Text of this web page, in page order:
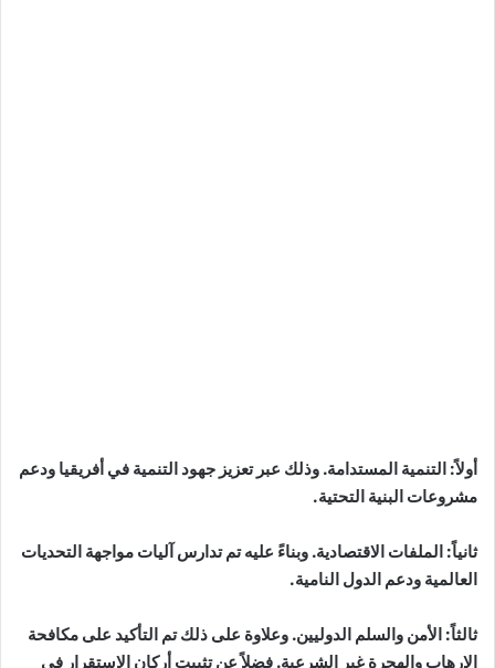
أولاً: التنمية المستدامة. وذلك عبر تعزيز جهود التنمية في أفريقيا ودعم
مشروعات البنية التحتية.
ثانياً: الملفات الاقتصادية. وبناءً عليه تم تدارس آليات مواجهة التحديات
العالمية ودعم الدول النامية.
ثالثاً: الأمن والسلم الدوليين. وعلاوة على ذلك تم التأكيد على مكافحة
الإرهاب والهجرة غير الشرعية. فضلاً عن تثبيت أركان الاستقرار في